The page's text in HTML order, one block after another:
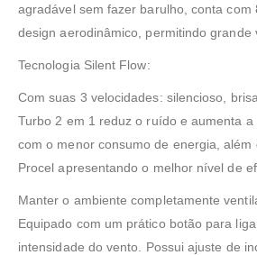
agradável sem fazer barulho, conta com
design aerodinâmico, permitindo grande
Tecnologia Silent Flow:
Com suas 3 velocidades: silencioso,
Turbo 2 em 1 reduz o ruído e aumenta
com o menor consumo de energia, além
Procel apresentando o melhor nível de
Manter o ambiente completamente
Equipado com um prático botão para
intensidade do vento. Possui ajuste de